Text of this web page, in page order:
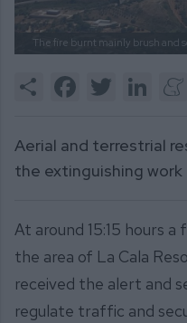
The fire burnt mainly brush and
Share FacebookTwitter
Aerial and terrestrial
the extinguishing work
At around 15:15 hours
the area of La Cala
received the alert and
regulate traffic and